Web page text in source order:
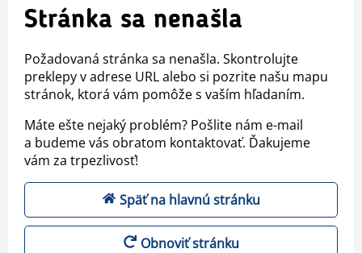
Stránka sa nenašla
Požadovaná stránka sa nenašla. Skontrolujte
preklepy v adrese URL alebo si pozrite našu mapu
stránok, ktorá vám pomôže s vaším hľadaním.
Máte ešte nejaký problém? Pošlite nám e-mail
a budeme vás obratom kontaktovať. Ďakujeme
vám za trpezlivosť!
Späť na hlavnú stránku
Obnoviť stránku